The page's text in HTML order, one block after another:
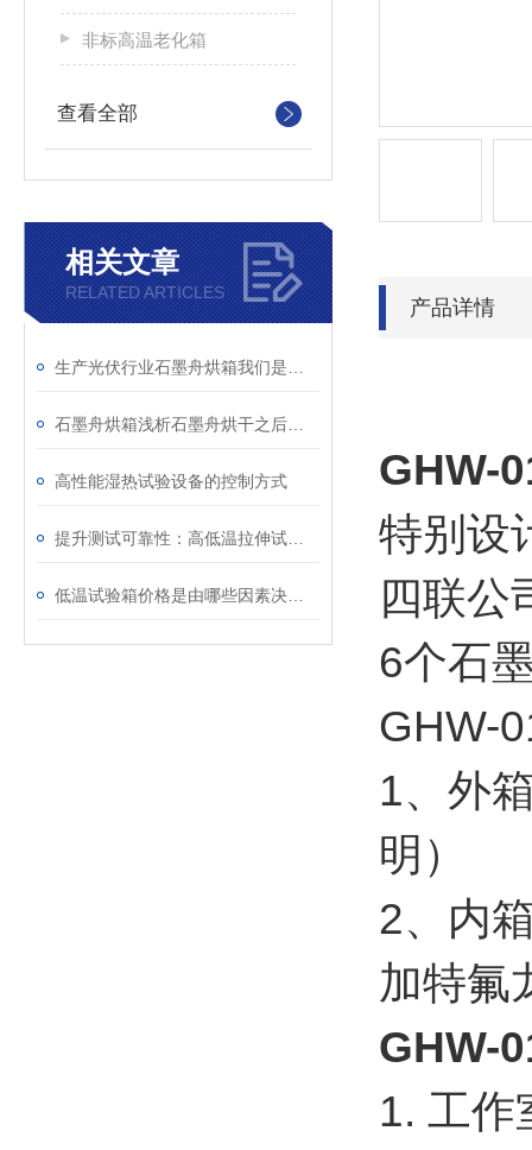
非标高温老化箱
查看全部
相关文章
RELATED ARTICLES
高性能湿热试验设备的控制方式
产品详情
GHW-
特别设
四联公
6个石
GHW-
1、外
明）
2、内
加特氟
GHW-
1. 工作